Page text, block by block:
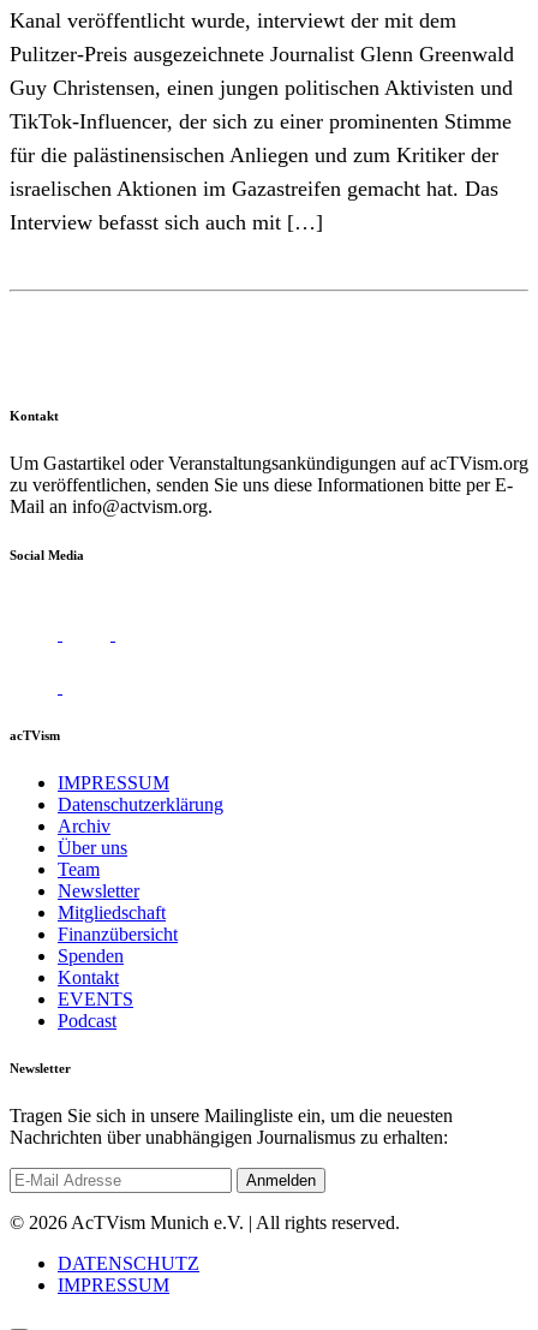
Kanal veröffentlicht wurde, interviewt der mit dem
Pulitzer-Preis ausgezeichnete Journalist Glenn Greenwald
Guy Christensen, einen jungen politischen Aktivisten und
TikTok-Influencer, der sich zu einer prominenten Stimme
für die palästinensischen Anliegen und zum Kritiker der
israelischen Aktionen im Gazastreifen gemacht hat. Das
Interview befasst sich auch mit […]
Kontakt
Um Gastartikel oder Veranstaltungsankündigungen auf acTVism.org
zu veröffentlichen, senden Sie uns diese Informationen bitte per E-
Mail an info@actvism.org.
Social Media
acTVism
IMPRESSUM
Datenschutzerklärung
Archiv
Über uns
Team
Newsletter
Mitgliedschaft
Finanzübersicht
Spenden
Kontakt
EVENTS
Podcast
Newsletter
Tragen Sie sich in unsere Mailingliste ein, um die neuesten
Nachrichten über unabhängigen Journalismus zu erhalten:
© 2026 AcTVism Munich e.V. | All rights reserved.
DATENSCHUTZ
IMPRESSUM